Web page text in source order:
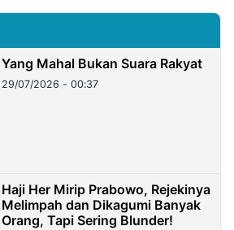
Yang Mahal Bukan Suara Rakyat
29/07/2026 - 00:37
Haji Her Mirip Prabowo, Rejekinya
Melimpah dan Dikagumi Banyak
Orang, Tapi Sering Blunder!